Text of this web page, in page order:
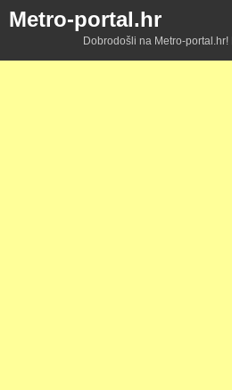
Metro-portal.hr
Dobrodošli na Metro-portal.hr!